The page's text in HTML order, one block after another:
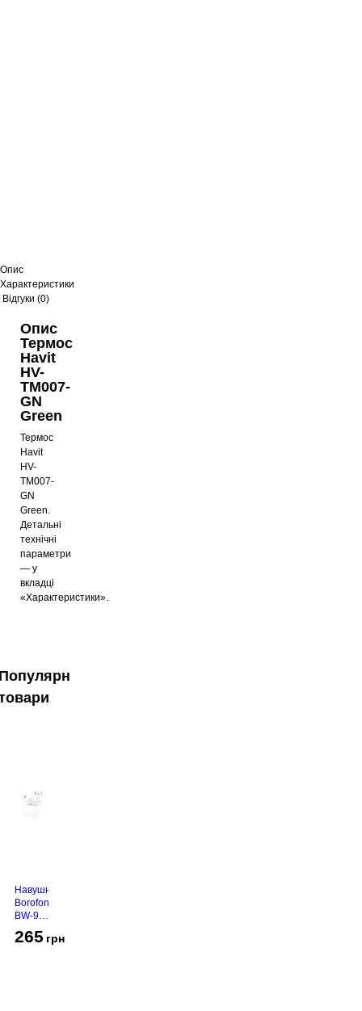
Опис
Характеристики
Відгуки (0)
Опис
Термос
Havit
HV-
TM007-
GN
Green
Термос
Havit
HV-
TM007-
GN
Green.
Детальні
технічні
параметри
— у
вкладці
«Характеристики».
Навушники
Borofone
BW-94
White
265 грн